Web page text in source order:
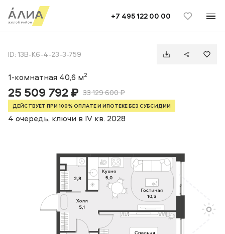
+7 495 122 00 00
TELEGRAM ВКОНТАКТЕ
ID: 13B-К6-4-23-3-759
1-комнатная 40,6 м2
25 509 792 ₽ 33 129 600 ₽
ДЕЙСТВУЕТ ПРИ 100% ОПЛАТЕ И ИПОТЕКЕ БЕЗ СУБСИДИИ
4 очередь, ключи в IV кв. 2028